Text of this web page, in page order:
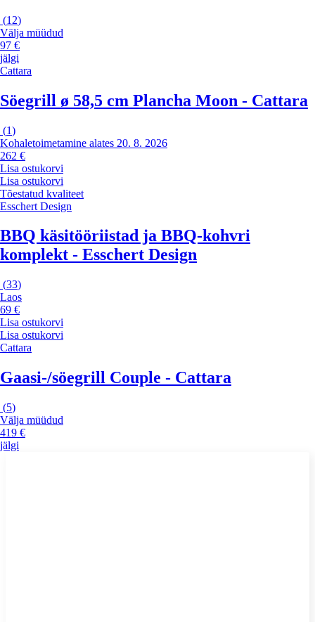
(12)
Välja müüdud
97 €
jälgi
Cattara
Söegrill ø 58,5 cm Plancha Moon - Cattara
(1)
Kohaletoimetamine alates 20. 8. 2026
262 €
Lisa ostukorvi
Lisa ostukorvi
Tõestatud kvaliteet
Esschert Design
BBQ käsitööriistad ja BBQ-kohvri
komplekt - Esschert Design
(33)
Laos
69 €
Lisa ostukorvi
Lisa ostukorvi
Cattara
Gaasi-/söegrill Couple - Cattara
(5)
Välja müüdud
419 €
jälgi